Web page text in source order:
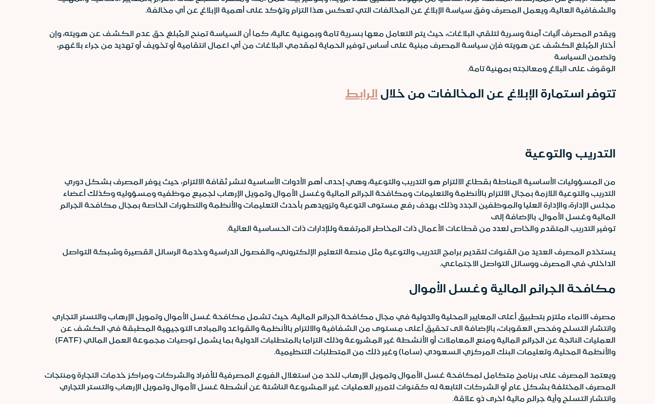
والشفافية العالية، ويعمل المصرف وفق سياسة الإبلاغ عن المخالفات التي تعكس هذا التزام وتؤكد على أهمية الإبلاغ عن أي مخالفة.
ويقدم المصرف آليات آمنة وسرية لتلقي البلاغات، حيث يتم التعامل معها بسرية تامة وبمهنية عالية، كما أن السياسة تمنح المُبلغ حق عدم الكشف عن هويته، وإن
أختار المُبلغ الكشف عن هويته فإن سياسة المصرف مبنية على أساس توفير الحماية لمقدمي البلاغات من أي اعمال انتقامية أو تخويف أو تهديد من جراء بلاغهم،
وتضمن السياسة
الوقوف على البلاغ ومعالجته بمهنية تامة.
تتوفر استمارة الإبلاغ عن المخالفات من خلال الرابط
التدريب والتوعية
من المسؤوليات الأساسية المناطة بقطاع الالتزام هو التدريب والتوعية، وهي إحدى أهم الأدوات الأساسية لنشر ثقافة الالتزام، حيث يوفر المصرف بشكل دوري
التدريب والتوعية اللازمة بمجال الالتزام بالأنظمة والتعليمات ومكافحة الجرائم المالية وغسل الأموال وتمويل الإرهاب لجميع موظفيه ومسؤوليه وكذلك أعضاء
مجلس الإدارة، والإدارة العليا والموظفين الجدد وذلك بهدف رفع مستوى التوعية وتزويدهم بأحدث التعليمات والأنظمة والتطورات الخاصة بمجال مكافحة الجرائم
المالية وغسل الأموال. بالإضافة إلى
توفير التدريب المتقدم والخاص لعدد من قطاعات الأعمال ذات المخاطر المرتفعة وللإدارات ذات الحساسية العالية.
يستخدم المصرف العديد من القنوات لتقديم برامج التدريب والتوعية مثل منصة التعليم الإلكتروني، والفصول الدراسية وخدمة الرسائل القصيرة وشبكة التواصل
الداخلي في المصرف ووسائل التواصل الاجتماعي.
مكافحة الجرائم المالية وغسل الأموال
مصرف الانماء ملتزم بتطبيق أعلى المعايير المحلية والدولية في مجال مكافحة الجرائم المالية، حيث تشمل مكافحة غسل الأموال وتمويل الإرهاب والتستر التجاري
وانتشار التسلح وفحص العقوبات، بالإضافة الى تحقيق أعلى مستوى من الشفافية والالتزام بالأنظمة والقواعد والمبادئ التوجيهية المطبقة في الكشف عن
العمليات الناتجة عن الجرائم المالية ومنع المعاملات أو الأنشطة غير المشروعة وذلك التزاما بالمتطلبات الدولية بما يشمل توصيات مجموعة العمل المالي (FATF)
والأنظمة المحلية، وتعليمات البنك المركزي السعودي (ساما) وغير ذلك من المتطلبات التنظيمية.
ويعتمد المصرف على برنامج متكامل لمكافحة غسل الأموال وتمويل الإرهاب للحد من استغلال الفروع المصرفية للأفراد والشركات ومراكز خدمات التجارة ومنتجات
المصرف المختلفة بشكل عام أو الشركات التابعة له كقنوات لتمرير العمليات غير المشروعة الناشئة عن أنشطة غسل الأموال وتمويل الإرهاب والتستر التجاري
وانتشار التسلح وأية جرائم مالية اخرى ذو علاقة.